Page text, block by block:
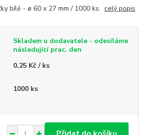
bílé - ø 60 x 27 mm / 1000 ks. celý popis
Skladem u dodavatele - odesíláme
následující prac. den
0,25 Kč / ks
1000 ks